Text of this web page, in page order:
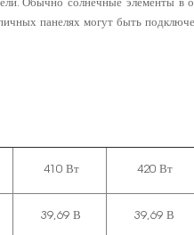
Обычно солнечные элементы в
панелях могут быть
410 Вт 420 Вт
39,69 В 39,69 В